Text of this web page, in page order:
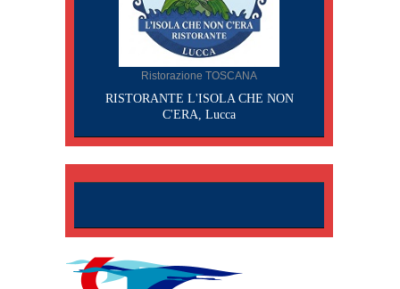
Ristorazione TOSCANA
RISTORANTE L'ISOLA CHE NON
C'ERA, Lucca